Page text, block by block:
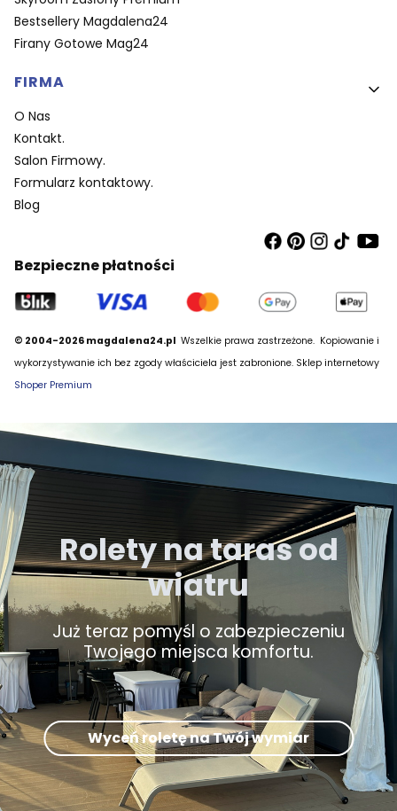
Bestsellery Magdalena24
Firany Gotowe Mag24
FIRMA
O Nas
Kontakt.
Salon Firmowy.
Formularz kontaktowy.
Blog
Bezpieczne płatności
© 2004-2026 magdalena24.pl Wszelkie prawa zastrzeżone. Kopiowanie i
wykorzystywanie ich bez zgody właściciela jest zabronione. Sklep internetowy
Shoper Premium
Rolety na taras od
wiatru
Już teraz pomyśl o zabezpieczeniu
Twojego miejsca komfortu.
Wyceń roletę na Twój wymiar